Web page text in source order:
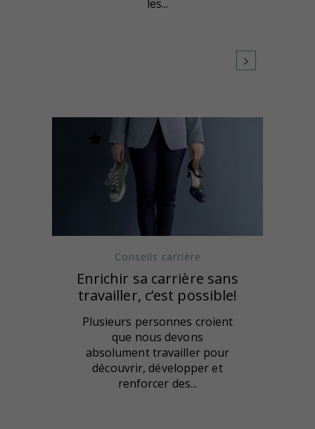
les...
Conseils carrière
Enrichir sa carrière sans
travailler, c’est possible!
Plusieurs personnes croient
que nous devons
absolument travailler pour
découvrir, développer et
renforcer des...